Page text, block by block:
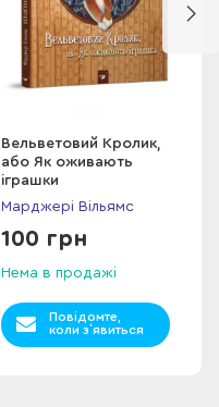
Вельветовий Кролик,
або Як оживають
іграшки
Марджері Вільямс
100 грн
Нема в продажі
Повідомте,
коли з`явиться